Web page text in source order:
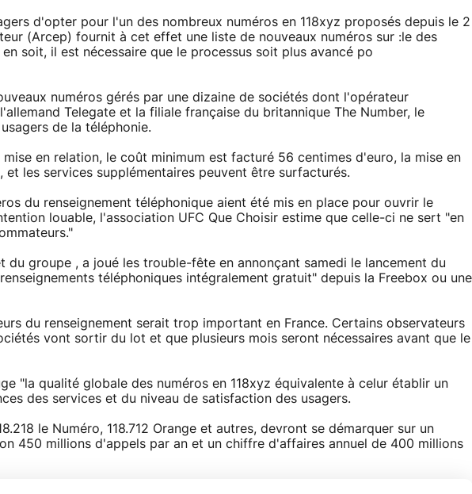
d'opter pour l'un des nombreux numéros en 118xyz proposés depuis le 2
(Arcep) fournit à cet effet une liste de nouveaux numéros sur :le des
soit, il est nécessaire que le processus soit plus avancé po
numéros gérés par une dizaine de sociétés dont l'opérateur
Telegate et la filiale française du britannique The Number, le
de la téléphonie.
mise en relation, le coût minimum est facturé 56 centimes d'euro, la mise en
et les services supplémentaires peuvent être surfacturés.
du renseignement téléphonique aient été mis en place pour ouvrir le
louable, l'association UFC Que Choisir estime que celle-ci ne sert "en
du groupe , a joué les trouble-fête en annonçant samedi le lancement du
téléphoniques intégralement gratuit" depuis la Freebox ou une
du renseignement serait trop important en France. Certains observateurs
vont sortir du lot et que plusieurs mois seront nécessaires avant que le
"la qualité globale des numéros en 118xyz équivalente à celur établir un
des services et du niveau de satisfaction des usagers.
le Numéro, 118.712 Orange et autres, devront se démarquer sur un
450 millions d'appels par an et un chiffre d'affaires annuel de 400 millions